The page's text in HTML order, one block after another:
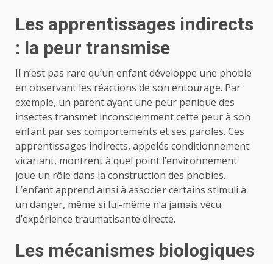
Les apprentissages indirects
: la peur transmise
Il n’est pas rare qu’un enfant développe une phobie
en observant les réactions de son entourage. Par
exemple, un parent ayant une peur panique des
insectes transmet inconsciemment cette peur à son
enfant par ses comportements et ses paroles. Ces
apprentissages indirects, appelés conditionnement
vicariant, montrent à quel point l’environnement
joue un rôle dans la construction des phobies.
L’enfant apprend ainsi à associer certains stimuli à
un danger, même si lui-même n’a jamais vécu
d’expérience traumatisante directe.
Les mécanismes biologiques